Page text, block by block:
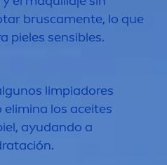
bruscamente, lo que
pieles sensibles.
limpiadores
los aceites
ayudando a